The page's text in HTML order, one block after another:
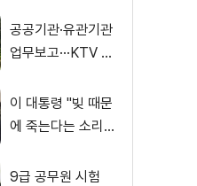
공공기관·유관기관
업무보고···KTV 생
이 대통령 "빚 때문
에 죽는다는 소리
9급 공무원 시험